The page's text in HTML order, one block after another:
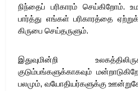
நிந்தைப் பரிகாரம் செய்கிறோம்.
பார்த்து எங்கள் பரிகாரத்தை
கிருபை செய்தருளும்.
இதுவுமின்றி
குடும்பங்களுக்காகவும்
பலமும், வயோதியர்களுக்கு